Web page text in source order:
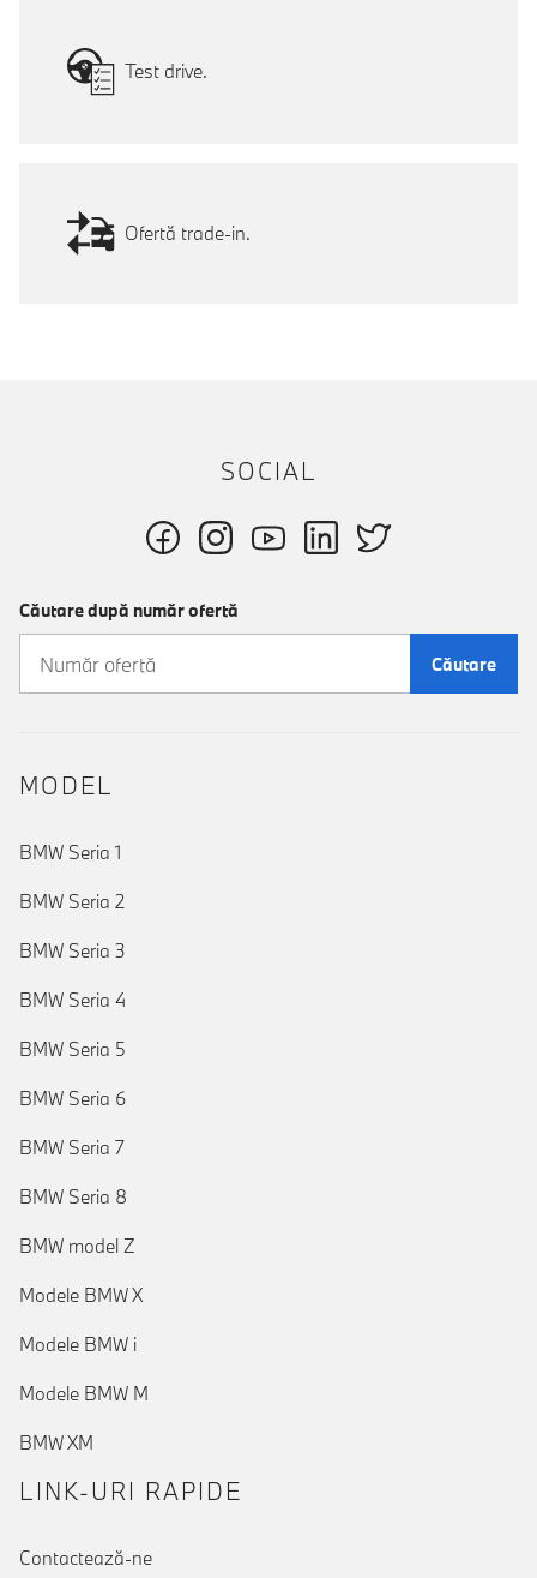
Test drive.
Ofertă trade-in.
SOCIAL
Căutare după număr ofertă
Căutare
MODEL
BMW Seria 1
BMW Seria 2
BMW Seria 3
BMW Seria 4
BMW Seria 5
BMW Seria 6
BMW Seria 7
BMW Seria 8
BMW model Z
Modele BMW X
Modele BMW i
Modele BMW M
BMW XM
LINK-URI RAPIDE
Contactează-ne